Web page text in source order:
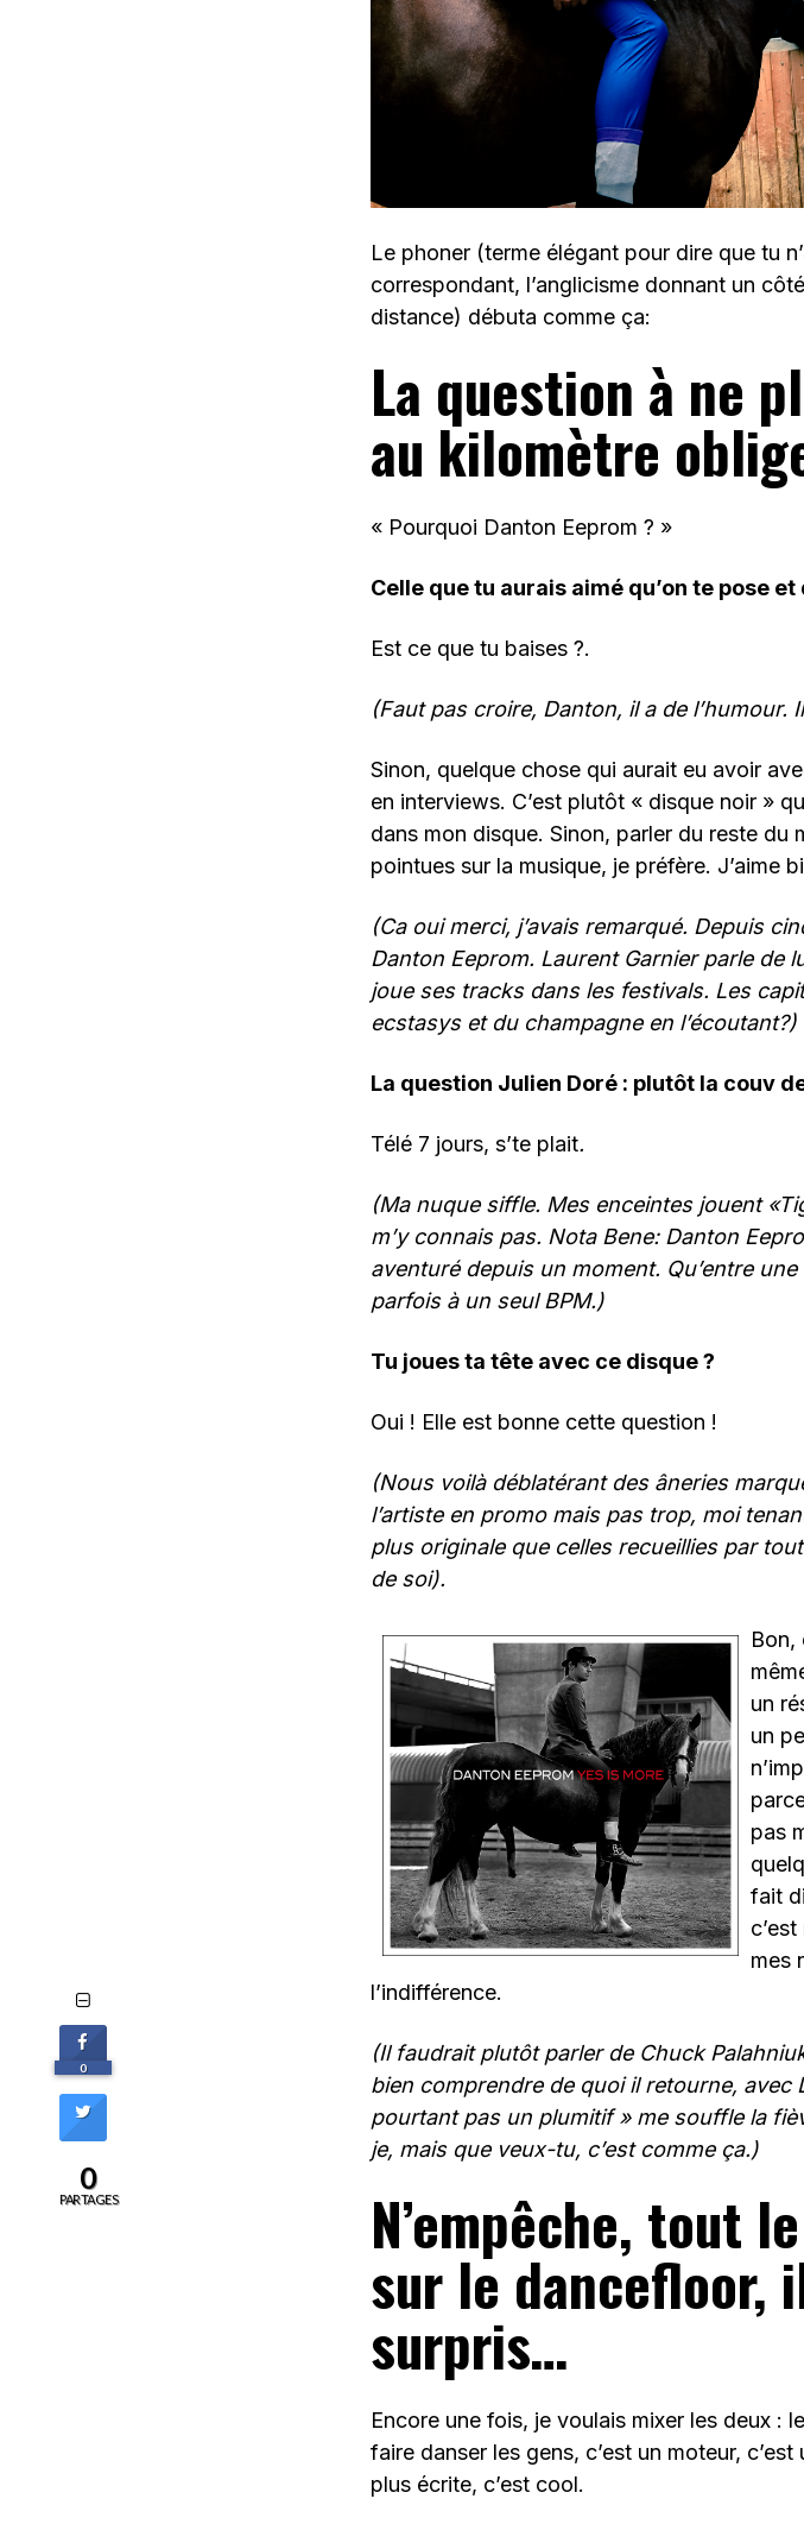
Le phoner (terme élégant pour dire que tu
correspondant, l’anglicisme donnant un
distance) débuta comme ça:
La question à ne
au kilomètre
« Pourquoi Danton Eeprom ? »
Celle que tu aurais aimé qu’on te pose et
Est ce que tu baises ?.
(Faut pas croire, Danton, il a de l’humour.
Sinon, quelque chose qui aurait eu avoir
en interviews. C’est plutôt « disque noir »
dans mon disque. Sinon, parler du reste du
pointues sur la musique, je préfère. J’aime
(Ca oui merci, j’avais remarqué. Depuis
Danton Eeprom. Laurent Garnier parle de
joue ses tracks dans les festivals. Les
ecstasys et du champagne en l’écoutant?)
La question Julien Doré : plutôt la couv
Télé 7 jours, s’te plait.
(Ma nuque siffle. Mes enceintes jouent
m’y connais pas. Nota Bene: Danton
aventuré depuis un moment. Qu’entre
parfois à un seul BPM.)
Tu joues ta tête avec ce disque ?
Oui ! Elle est bonne cette question !
(Nous voilà déblatérant des âneries
l’artiste en promo mais pas trop, moi
plus originale que celles recueillies par
de soi).
Bon,
un
un
pas
fait
mes
l’indifférence.
(Il faudrait plutôt parler de Chuck
bien comprendre de quoi il retourne, avec
pourtant pas un plumitif » me souffle la
je, mais que veux-tu, c’est comme ça.)
N’empêche, tout
sur le dancefloor,
surpris…
Encore une fois, je voulais mixer les deux :
faire danser les gens, c’est un moteur,
plus écrite, c’est cool.
0
0
PARTAGES